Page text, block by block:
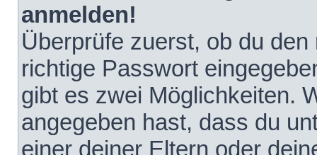
anmelden!
Überprüfe zuerst, ob du
richtige Passwort
gibt es zwei Möglichkeiten.
angegeben hast, dass du
einer deiner Eltern oder